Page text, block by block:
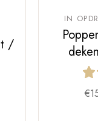
/
IN
€